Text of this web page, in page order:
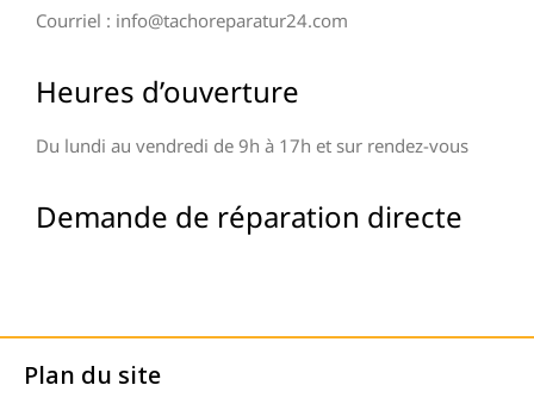
Courriel : info@tachoreparatur24.com
Heures d’ouverture
Du lundi au vendredi de 9h à 17h et sur rendez-vous
Demande de réparation directe
Plan du site